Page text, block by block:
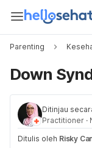
Parenting
Down
Ditinjau
Practitioner ·
Ditulis oleh Risky